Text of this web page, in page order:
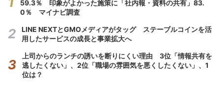
59.3％ 印象がよかった施策に「社内報・資料の共有」83.
0％ マイナビ調査
LINE NEXTとGMOメディアがタッグ ステーブルコインを活
用したサービスの成長と事業拡大へ
上司からのランチの誘いを断りにくい理由 3位「情報共有を
逃したくない」、2位「職場の雰囲気を悪くしたくない」、1
位は？